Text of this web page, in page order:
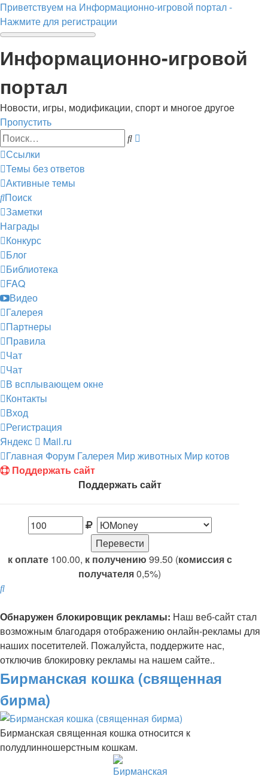
Приветствуем на Информационно-игровой портал -
Нажмите для регистрации
Информационно-игровой
портал
Новости, игры, модификации, спорт и многое другое
Пропустить
Поиск
Ссылки
Темы без ответов
Активные темы
Поиск
Заметки
Награды
Конкурс
Блог
Библиотека
FAQ
Видео
Галерея
Партнеры
Правила
Чат
Чат
В всплывающем окне
Контакты
Вход
Регистрация
Яндекс
Mail.ru
Главная Форум Галерея Мир животных Мир котов
Поддержать сайт
Поддержать сайт
к оплате100.00, к получению 99.50 (комиссия с
получателя0,5%)
Поиск
Обнаружен блокировщик рекламы: Наш веб-сайт стал
возможным благодаря отображению онлайн-рекламы для
наших посетителей. Пожалуйста, поддержите нас,
отключив блокировку рекламы на нашем сайте..
Бирманская кошка (священная
бирма)
Бирманская священная кошка относится к
полудлинношерстным кошкам.